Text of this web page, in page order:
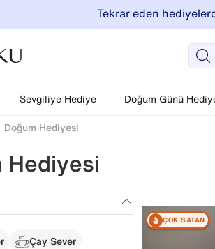
Tekrar eden
Sevgiliye Hediye Doğum Günü
Doğum Hediyesi
Hediyesi
Çay Sever
ÇOK SATAN